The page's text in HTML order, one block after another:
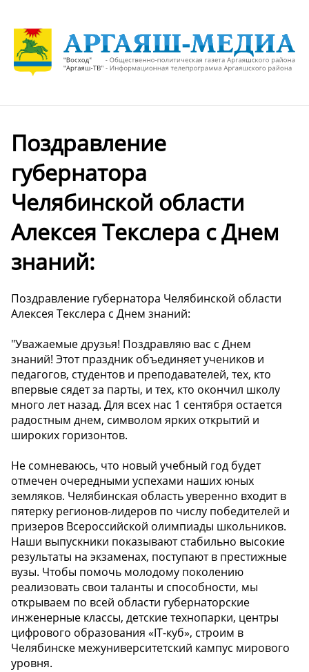
Поздравление
губернатора
Челябинской области
Алексея Текслера с Днем
знаний:
Поздравление губернатора Челябинской области
Алексея Текслера с Днем знаний:
"Уважаемые друзья! Поздравляю вас с Днем
знаний! Этот праздник объединяет учеников и
педагогов, студентов и преподавателей, тех, кто
впервые сядет за парты, и тех, кто окончил школу
много лет назад. Для всех нас 1 сентября остается
радостным днем, символом ярких открытий и
широких горизонтов.
Не сомневаюсь, что новый учебный год будет
отмечен очередными успехами наших юных
земляков. Челябинская область уверенно входит в
пятерку регионов-лидеров по числу победителей и
призеров Всероссийской олимпиады школьников.
Наши выпускники показывают стабильно высокие
результаты на экзаменах, поступают в престижные
вузы. Чтобы помочь молодому поколению
реализовать свои таланты и способности, мы
открываем по всей области губернаторские
инженерные классы, детские технопарки, центры
цифрового образования «IT-куб», строим в
Челябинске межуниверситетский кампус мирового
уровня.